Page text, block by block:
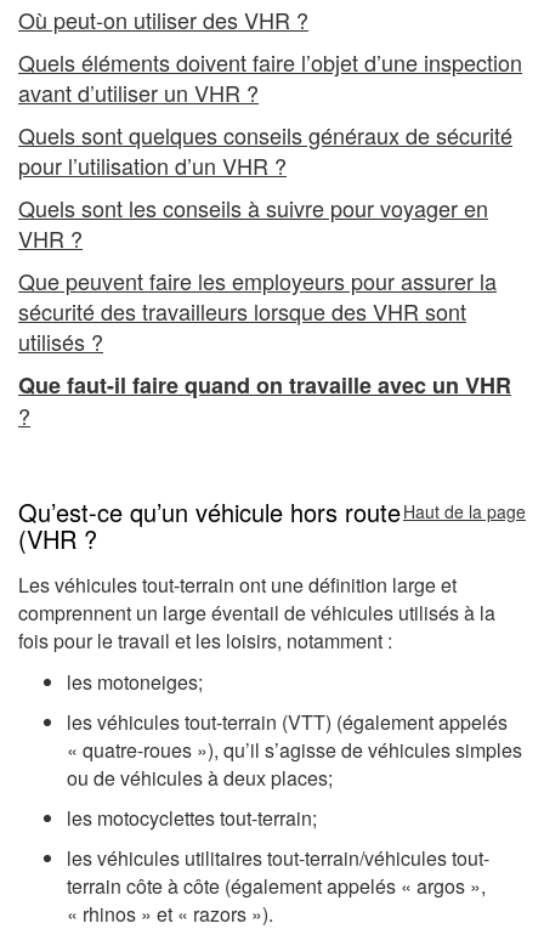
Où peut-on utiliser des VHR ?
Quels éléments doivent faire l’objet d’une inspection
avant d’utiliser un VHR ?
Quels sont quelques conseils généraux de sécurité
pour l’utilisation d’un VHR ?
Quels sont les conseils à suivre pour voyager en
VHR ?
Que peuvent faire les employeurs pour assurer la
sécurité des travailleurs lorsque des VHR sont
utilisés ?
Que faut-il faire quand on travaille avec un VHR
?
Qu’est-ce qu’un véhicule hors route
(VHR ?
Haut de la page
Les véhicules tout-terrain ont une définition large et
comprennent un large éventail de véhicules utilisés à la
fois pour le travail et les loisirs, notamment :
les motoneiges;
les véhicules tout-terrain (VTT) (également appelés
« quatre-roues »), qu’il s’agisse de véhicules simples
ou de véhicules à deux places;
les motocyclettes tout-terrain;
les véhicules utilitaires tout-terrain/véhicules tout-
terrain côte à côte (également appelés « argos »,
« rhinos » et « razors »).